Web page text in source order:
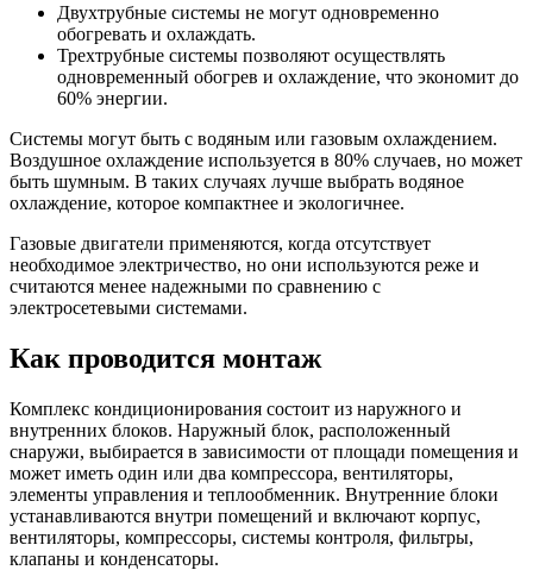
Двухтрубные системы не могут одновременно
обогревать и охлаждать.
Трехтрубные системы позволяют осуществлять
одновременный обогрев и охлаждение, что экономит до
60% энергии.
Системы могут быть с водяным или газовым охлаждением.
Воздушное охлаждение используется в 80% случаев, но может
быть шумным. В таких случаях лучше выбрать водяное
охлаждение, которое компактнее и экологичнее.
Газовые двигатели применяются, когда отсутствует
необходимое электричество, но они используются реже и
считаются менее надежными по сравнению с
электросетевыми системами.
Как проводится монтаж
Комплекс кондиционирования состоит из наружного и
внутренних блоков. Наружный блок, расположенный
снаружи, выбирается в зависимости от площади помещения и
может иметь один или два компрессора, вентиляторы,
элементы управления и теплообменник. Внутренние блоки
устанавливаются внутри помещений и включают корпус,
вентиляторы, компрессоры, системы контроля, фильтры,
клапаны и конденсаторы.